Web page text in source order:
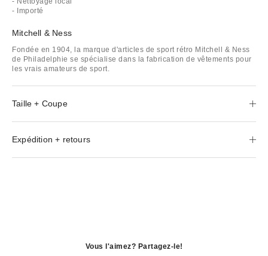
- Importé
Mitchell & Ness
Fondée en 1904, la marque d'articles de sport rétro Mitchell & Ness
de Philadelphie se spécialise dans la fabrication de vêtements pour
les vrais amateurs de sport.
Taille + Coupe
Expédition + retours
Vous l'aimez? Partagez-le!